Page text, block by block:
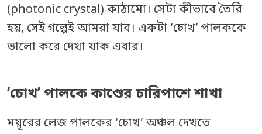
(photonic crystal) কাঠামো। সেটা কীভাবে তৈরি
হয়, সেই গল্পেই আমরা যাব। একটা ‘চোখ’ পালককে
ভালো করে দেখা যাক এবার।
‘চোখ’ পালকে কাণ্ডের চারিপাশে শাখা
ময়ূরের লেজ পালকের ‘চোখ’ অঞ্চল দেখতে